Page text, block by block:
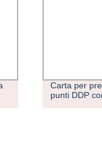
Commercio
fabbrica